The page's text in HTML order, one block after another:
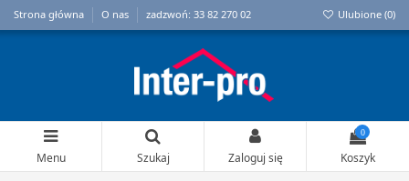
Strona główna O nas zadzwoń: 33 82 270 02 Ulubione (0)
Menu Szukaj Zaloguj się
0
Koszyk